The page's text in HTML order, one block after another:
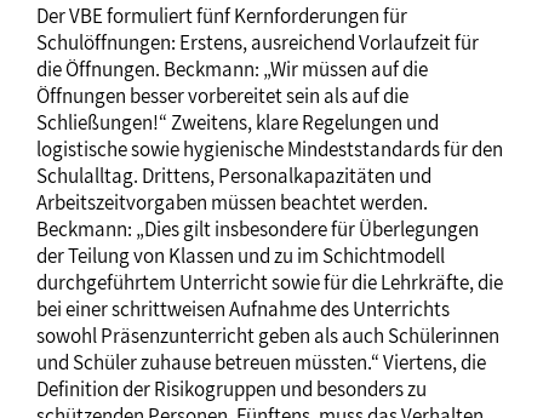
Der VBE formuliert fünf Kernforderungen für
Schulöffnungen: Erstens, ausreichend Vorlaufzeit für
die Öffnungen. Beckmann: „Wir müssen auf die
Öffnungen besser vorbereitet sein als auf die
Schließungen!“ Zweitens, klare Regelungen und
logistische sowie hygienische Mindeststandards für den
Schulalltag. Drittens, Personalkapazitäten und
Arbeitszeitvorgaben müssen beachtet werden.
Beckmann: „Dies gilt insbesondere für Überlegungen
der Teilung von Klassen und zu im Schichtmodell
durchgeführtem Unterricht sowie für die Lehrkräfte, die
bei einer schrittweisen Aufnahme des Unterrichts
sowohl Präsenzunterricht geben als auch Schülerinnen
und Schüler zuhause betreuen müssten.“ Viertens, die
Definition der Risikogruppen und besonders zu